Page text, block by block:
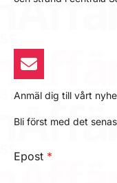
Anmäl dig till vårt
Bli först med det
Epost *